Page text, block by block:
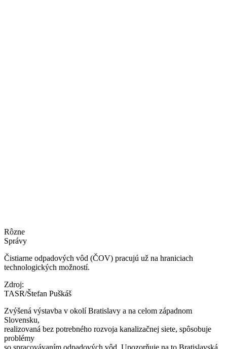
Rôzne
Správy
Čistiarne odpadových vôd (ČOV) pracujú už na hraniciach
technologických možností.
Zdroj:
TASR/Štefan Puškáš
Zvýšená výstavba v okolí Bratislavy a na celom západnom
Slovensku,
realizovaná bez potrebného rozvoja kanalizačnej siete, spôsobuje
problémy
so spracovávaním odpadových vôd. Upozorňuje na to Bratislavská